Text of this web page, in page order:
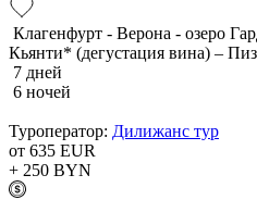
Клагенфурт - Верона - озеро
Кьянти* (дегустация вина) –
7 дней
6 ночей
Туроператор: Дилижанс тур
от 635 EUR
+ 250 BYN